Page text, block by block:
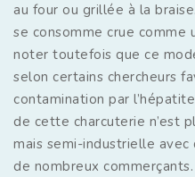
au four ou grillée à la
se consomme crue comme
noter toutefois que ce
selon certains chercheurs
contamination par
de cette charcuterie n’est
mais semi-industrielle
de nombreux